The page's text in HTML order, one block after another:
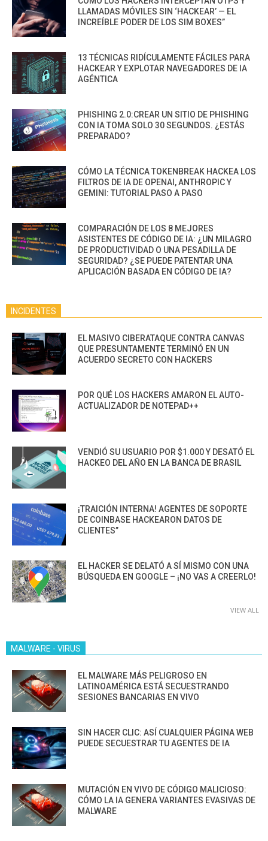
LLAMADAS MÓVILES SIN ‘HACKEAR’ — EL
INCREÍBLE PODER DE LOS SIM BOXES”
13 TÉCNICAS RIDÍCULAMENTE FÁCILES PARA
HACKEAR Y EXPLOTAR NAVEGADORES DE IA
AGÉNTICA
PHISHING 2.0:CREAR UN SITIO DE PHISHING
CON IA TOMA SOLO 30 SEGUNDOS. ¿ESTÁS
PREPARADO?
CÓMO LA TÉCNICA TOKENBREAK HACKEA LOS
FILTROS DE IA DE OPENAI, ANTHROPIC Y
GEMINI: TUTORIAL PASO A PASO
COMPARACIÓN DE LOS 8 MEJORES
ASISTENTES DE CÓDIGO DE IA: ¿UN MILAGRO
DE PRODUCTIVIDAD O UNA PESADILLA DE
SEGURIDAD? ¿SE PUEDE PATENTAR UNA
APLICACIÓN BASADA EN CÓDIGO DE IA?
INCIDENTES
EL MASIVO CIBERATAQUE CONTRA CANVAS
QUE PRESUNTAMENTE TERMINÓ EN UN
ACUERDO SECRETO CON HACKERS
POR QUÉ LOS HACKERS AMARON EL AUTO-
ACTUALIZADOR DE NOTEPAD++
VENDIÓ SU USUARIO POR $1.000 Y DESATÓ EL
HACKEO DEL AÑO EN LA BANCA DE BRASIL
¡TRAICIÓN INTERNA! AGENTES DE SOPORTE
DE COINBASE HACKEARON DATOS DE
CLIENTES”
EL HACKER SE DELATÓ A SÍ MISMO CON UNA
BÚSQUEDA EN GOOGLE – ¡NO VAS A CREERLO!
VIEW ALL
MALWARE - VIRUS
EL MALWARE MÁS PELIGROSO EN
LATINOAMÉRICA ESTÁ SECUESTRANDO
SESIONES BANCARIAS EN VIVO
SIN HACER CLIC: ASÍ CUALQUIER PÁGINA WEB
PUEDE SECUESTRAR TU AGENTES DE IA
MUTACIÓN EN VIVO DE CÓDIGO MALICIOSO:
CÓMO LA IA GENERA VARIANTES EVASIVAS DE
MALWARE